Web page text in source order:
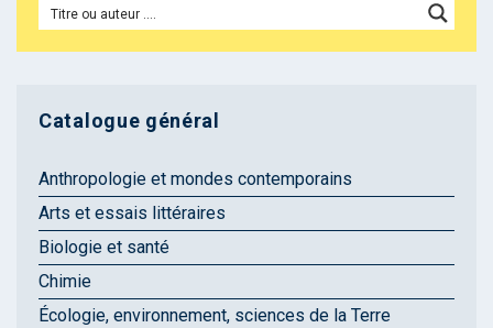
Catalogue général
Anthropologie et mondes contemporains
Arts et essais littéraires
Biologie et santé
Chimie
Écologie, environnement, sciences de la Terre